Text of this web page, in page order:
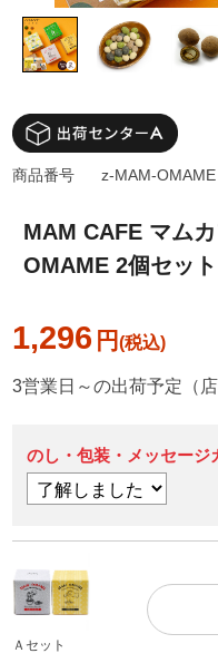
MAM CAFE マム
OMAME 2個セット
1,296 円
商品番号 z-MAM-OMAME
3営業日～の出荷予定（
のし・包装・メッセージ
Ａセット